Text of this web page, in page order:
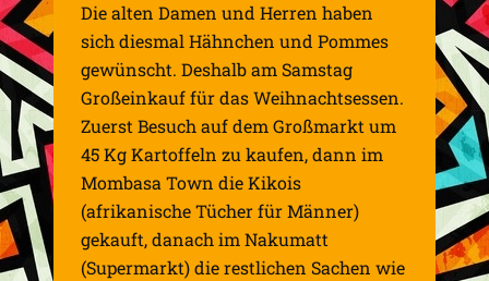
Die alten Damen und Herren haben
sich diesmal Hähnchen und Pommes
gewünscht. Deshalb am Samstag
Großeinkauf für das Weihnachtsessen.
Zuerst Besuch auf dem Großmarkt um
45 Kg Kartoffeln zu kaufen, dann im
Mombasa Town die Kikois
(afrikanische Tücher für Männer)
gekauft, danach im Nakumatt
(Supermarkt) die restlichen Sachen wie